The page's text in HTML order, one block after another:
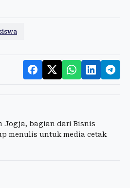
Jogja, bagian dari Bisnis
menulis untuk media cetak